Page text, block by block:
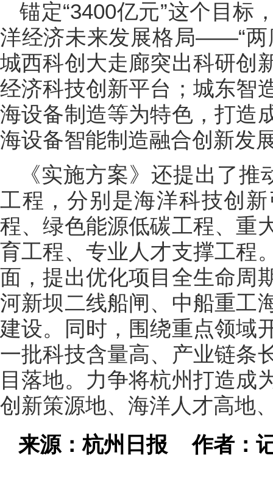
锚定“3400亿元”这个目标
洋经济未来发展格局——“两
城西科创大走廊突出科研创
经济科技创新平台；城东智
海设备制造等为特色，打造
海设备智能制造融合创新发
《实施方案》还提出了
工程，分别是海洋科技创
程、绿色能源低碳工程、重
育工程、专业人才支撑工程
面，提出优化项目全生命周
河新坝二线船闸、中船重工
建设。同时，围绕重点领域
一批科技含量高、产业链条
目落地。力争将杭州打造成
创新策源地、海洋人才高地
来源：杭州日报作者：